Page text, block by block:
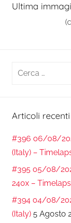
Ultima
Ricerca
Articoli recenti
#396 06/08/
(Italy) –
#395 05/08/
240x –
#394 04/08/
(Italy) 5 Agosto